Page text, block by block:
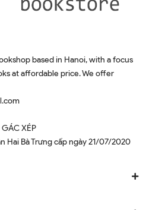
based in Hanoi, with a focus
at affordable price. We offer
XÉP
Hai Bà Trưng cấp ngày 21/07/2020